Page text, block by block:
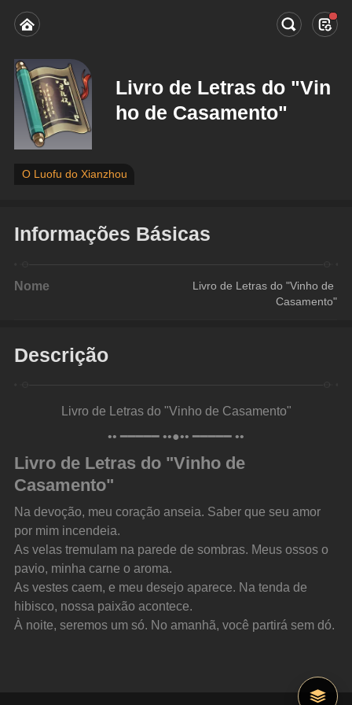
Livro de Letras do "Vin
ho de Casamento"
O Luofu do Xianzhou
Informações Básicas
Nome
Livro de Letras do "Vinho de
Casamento"
Descrição
Livro de Letras do "Vinho de Casamento"
•• ━━━━━ ••●•• ━━━━━ ••
Livro de Letras do "Vinho de
Casamento"
Na devoção, meu coração anseia. Saber que seu amor
por mim incendeia.
As velas tremulam na parede de sombras. Meus ossos o
pavio, minha carne o aroma.
As vestes caem, e meu desejo aparece. Na tenda de
hibisco, nossa paixão acontece.
À noite, seremos um só. No amanhã, você partirá sem dó.